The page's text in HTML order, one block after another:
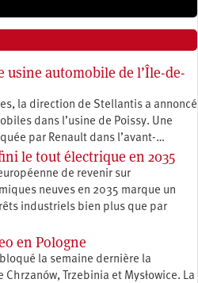
usine automobile de l’Île-de-
la direction de Stellantis a annoncé
dans l’usine de Poissy. Une
par Renault dans l’avant-…
le tout électrique en 2035
de revenir sur
neuves en 2035 marque un
industriels bien plus que par
en Pologne
la semaine dernière la
Trzebinia et Mysłowice. La